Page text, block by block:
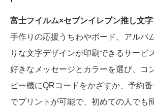
富士フイルム×セブンイレブン推し文字
手作りの応援うちわやボード、アルバ
りな文字デザインが印刷できるサービス
好きなメッセージとカラーを選び、コ
ピー機にQRコードをかざすか、予約
でプリントが可能で、初めての人でも